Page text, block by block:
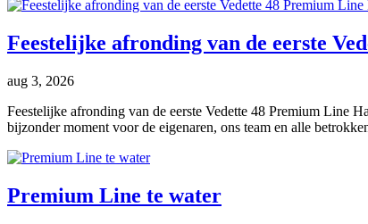
Feestelijke afronding van de eerste
aug 3, 2026
Feestelijke afronding van de eerste Vedette 48 Premium Line
bijzonder moment voor de eigenaren, ons team en alle
Premium Line te water